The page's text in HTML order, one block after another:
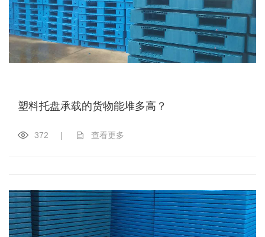
塑料托盘承载的货物能堆多高？
372 | 查看更多